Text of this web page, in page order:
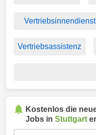
Vertriebsinnendienst
Vertriebsassistenz
Kostenlos die
Jobs in Stuttgart